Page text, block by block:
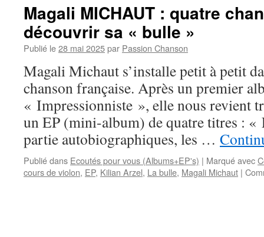
Magali MICHAUT : quatre
découvrir sa « bulle »
Publié le28 mai 2025par Passion Chanson
Magali Michaut s’installe petit à petit
chanson française. Après un premier
« Impressionniste », elle nous revient
un EP (mini-album) de quatre titres :
partie autobiographiques, les …
Publié dans Ecoutés pour vous (Albums+EP's) | Marqué avec
cours de violon, EP, Kilian Arzel, La bulle, Magali Michaut |